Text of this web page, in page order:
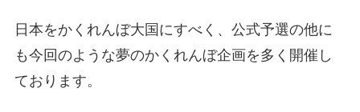
日本をかくれんぼ大国にすべく、公式予選の他に
も今回のような夢のかくれんぼ企画を多く開催し
ております。